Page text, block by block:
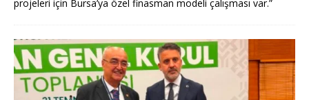
projeleri için Bursa’ya özel finasman modeli çalışması var.”